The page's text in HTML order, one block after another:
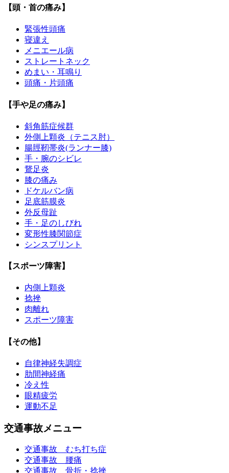
【頭・首の痛み】
緊張性頭痛
寝違え
メニエール病
ストレートネック
めまい・耳鳴り
頭痛・片頭痛
【手や足の痛み】
斜角筋症候群
外側上顆炎（テニス肘）
腸脛靭帯炎(ランナー膝)
手・腕のシビレ
鵞足炎
膝の痛み
ドケルバン病
足底筋膜炎
外反母趾
手・足のしびれ
変形性膝関節症
シンスプリント
【スポーツ障害】
内側上顆炎
捻挫
肉離れ
スポーツ障害
【その他】
自律神経失調症
肋間神経痛
冷え性
眼精疲労
運動不足
交通事故メニュー
交通事故 むち打ち症
交通事故 腰痛
交通事故 骨折・捻挫